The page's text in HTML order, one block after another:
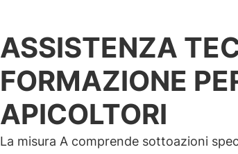
ASSISTENZA
FORMAZIONE
APICOLTORI
La misura A comprende sottoazioni